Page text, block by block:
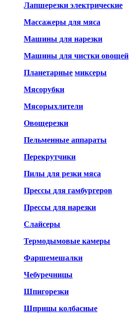
Лапшерезки электрические
Массажеры для мяса
Машины для нарезки
Машины для чистки овощей
Планетарные миксеры
Мясорубки
Мясорыхлители
Овощерезки
Пельменные аппараты
Перекрутчики
Пилы для резки мяса
Прессы для гамбургеров
Прессы для нарезки
Слайсеры
Термодымовые камеры
Фаршемешалки
Чебуречницы
Шпигорезки
Шприцы колбасные